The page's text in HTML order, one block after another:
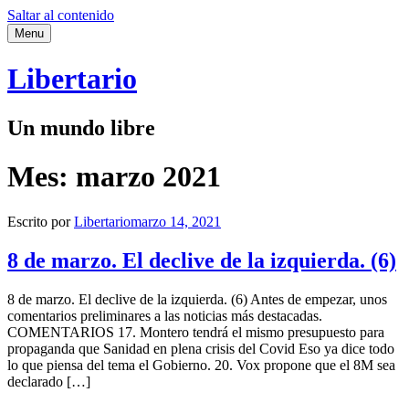
Saltar al contenido
Menu
Libertario
Un mundo libre
Mes: marzo 2021
Escrito porLibertariomarzo 14, 2021
8 de marzo. El declive de la izquierda. (6)
8 de marzo. El declive de la izquierda. (6) Antes de empezar, unos
comentarios preliminares a las noticias más destacadas.
COMENTARIOS 17. Montero tendrá el mismo presupuesto para
propaganda que Sanidad en plena crisis del Covid Eso ya dice todo
lo que piensa del tema el Gobierno. 20. Vox propone que el 8M sea
declarado […]